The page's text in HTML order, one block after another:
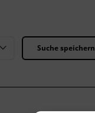
Suche speichern